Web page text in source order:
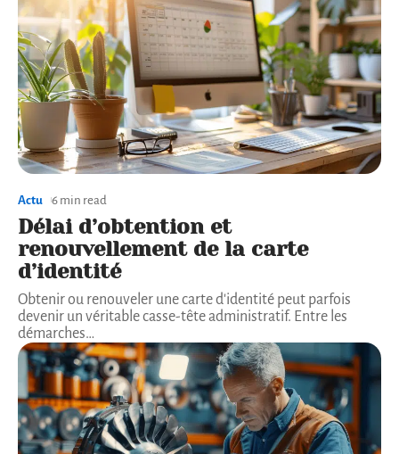
Actu 6 min read
Délai d’obtention et
renouvellement de la carte
d’identité
Obtenir ou renouveler une carte d'identité peut parfois
devenir un véritable casse-tête administratif. Entre les
démarches…